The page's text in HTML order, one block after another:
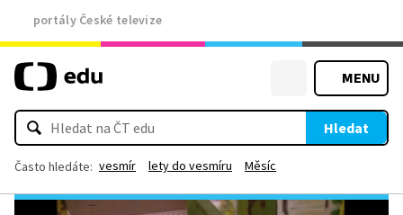
portály České televize
MENU
Hledat
Často hledáte: vesmír lety do vesmíru Měsíc